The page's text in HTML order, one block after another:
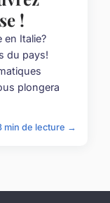
!
en Italie?
du pays!
plongera
min de lecture →